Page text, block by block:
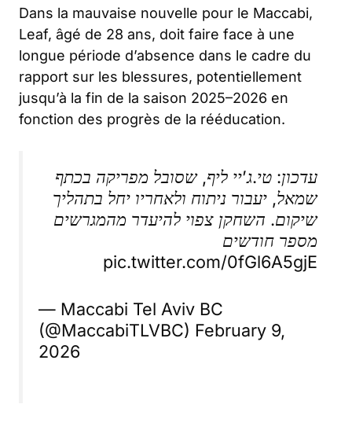
Dans la mauvaise nouvelle pour le Maccabi,
Leaf, âgé de 28 ans, doit faire face à une
longue période d’absence dans le cadre du
rapport sur les blessures, potentiellement
jusqu’à la fin de la saison 2025–2026 en
fonction des progrès de la rééducation.
עדכון: טי.ג’יי ליף, שסובל מפריקה בכתף
שמאל, יעבור ניתוח ולאחריו יחל בתהליך
שיקום. השחקן צפוי להיעדר מהמגרשים
מספר חודשים
pic.twitter.com/0fGl6A5gjE
— Maccabi Tel Aviv BC
(@MaccabiTLVBC) February 9,
2026